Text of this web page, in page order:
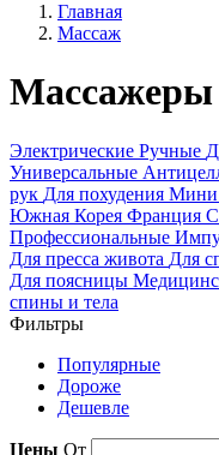
Главная
Массаж
Массажеры
Электрические Ручные
Универсальные
рук Для похудения Мини
Южная Корея Франция
Профессиональные
Для пресса живота Для
Для поясницы
спины и тела
Фильтры
Популярные
Дороже
Дешевле
Цены От